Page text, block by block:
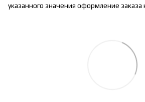
указанного значения оформление заказа